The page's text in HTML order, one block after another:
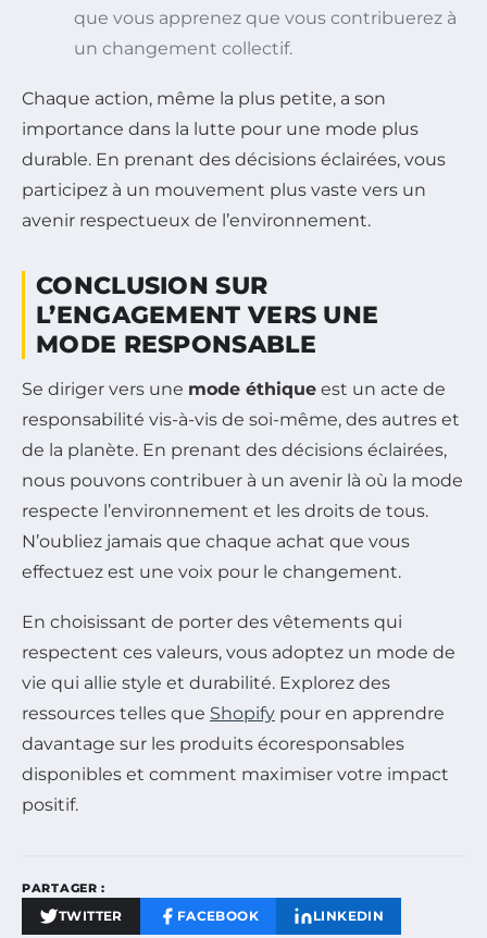
que vous apprenez que vous contribuerez à
un changement collectif.
Chaque action, même la plus petite, a son
importance dans la lutte pour une mode plus
durable. En prenant des décisions éclairées, vous
participez à un mouvement plus vaste vers un
avenir respectueux de l’environnement.
CONCLUSION SUR
L’ENGAGEMENT VERS UNE
MODE RESPONSABLE
Se diriger vers une mode éthique est un acte de
responsabilité vis-à-vis de soi-même, des autres et
de la planète. En prenant des décisions éclairées,
nous pouvons contribuer à un avenir là où la mode
respecte l’environnement et les droits de tous.
N’oubliez jamais que chaque achat que vous
effectuez est une voix pour le changement.
En choisissant de porter des vêtements qui
respectent ces valeurs, vous adoptez un mode de
vie qui allie style et durabilité. Explorez des
ressources telles que Shopify pour en apprendre
davantage sur les produits écoresponsables
disponibles et comment maximiser votre impact
positif.
PARTAGER :
TWITTER FACEBOOK LINKEDIN